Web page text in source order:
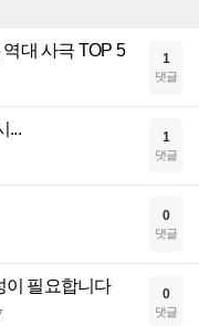
대 사극 TOP 5 1
댓글
... 1
댓글
0
댓글
이 필요합니다 0
댓글